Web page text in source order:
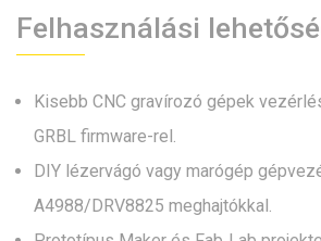
Felhasználási
Kisebb CNC gravírozó gépek
GRBL firmware-rel.
DIY lézervágó vagy marógép
A4988/DRV8825 meghajtókkal.